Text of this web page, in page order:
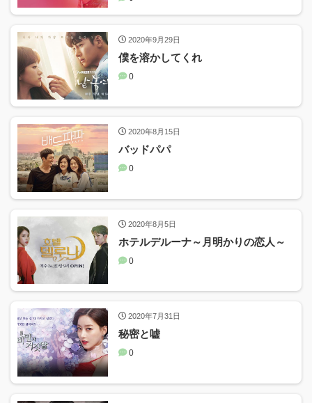
2020年9月29日
僕を溶かしてくれ
0
2020年8月15日
バッドパパ
0
2020年8月5日
ホテルデルーナ～月明かりの恋人～
0
2020年7月31日
秘密と嘘
0